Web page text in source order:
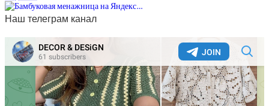
Наш телеграм канал